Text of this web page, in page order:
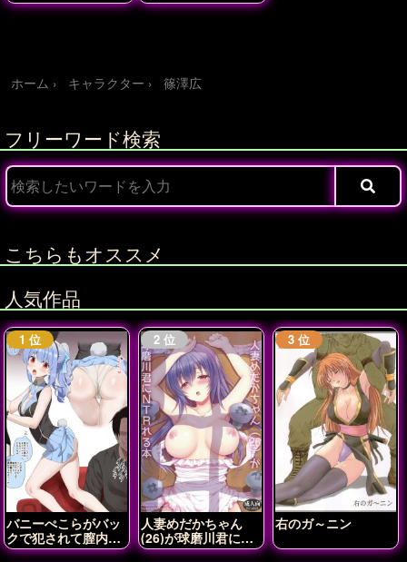
ホーム キャラクター 篠澤広
フリーワード検索
こちらもオススメ
人気作品
バニーぺこらがバッ
クで犯されて膣内射
精されちゃう♡
人妻めだかちゃん
(26)が球磨川君に
NTRれる本
右のガ～ニン